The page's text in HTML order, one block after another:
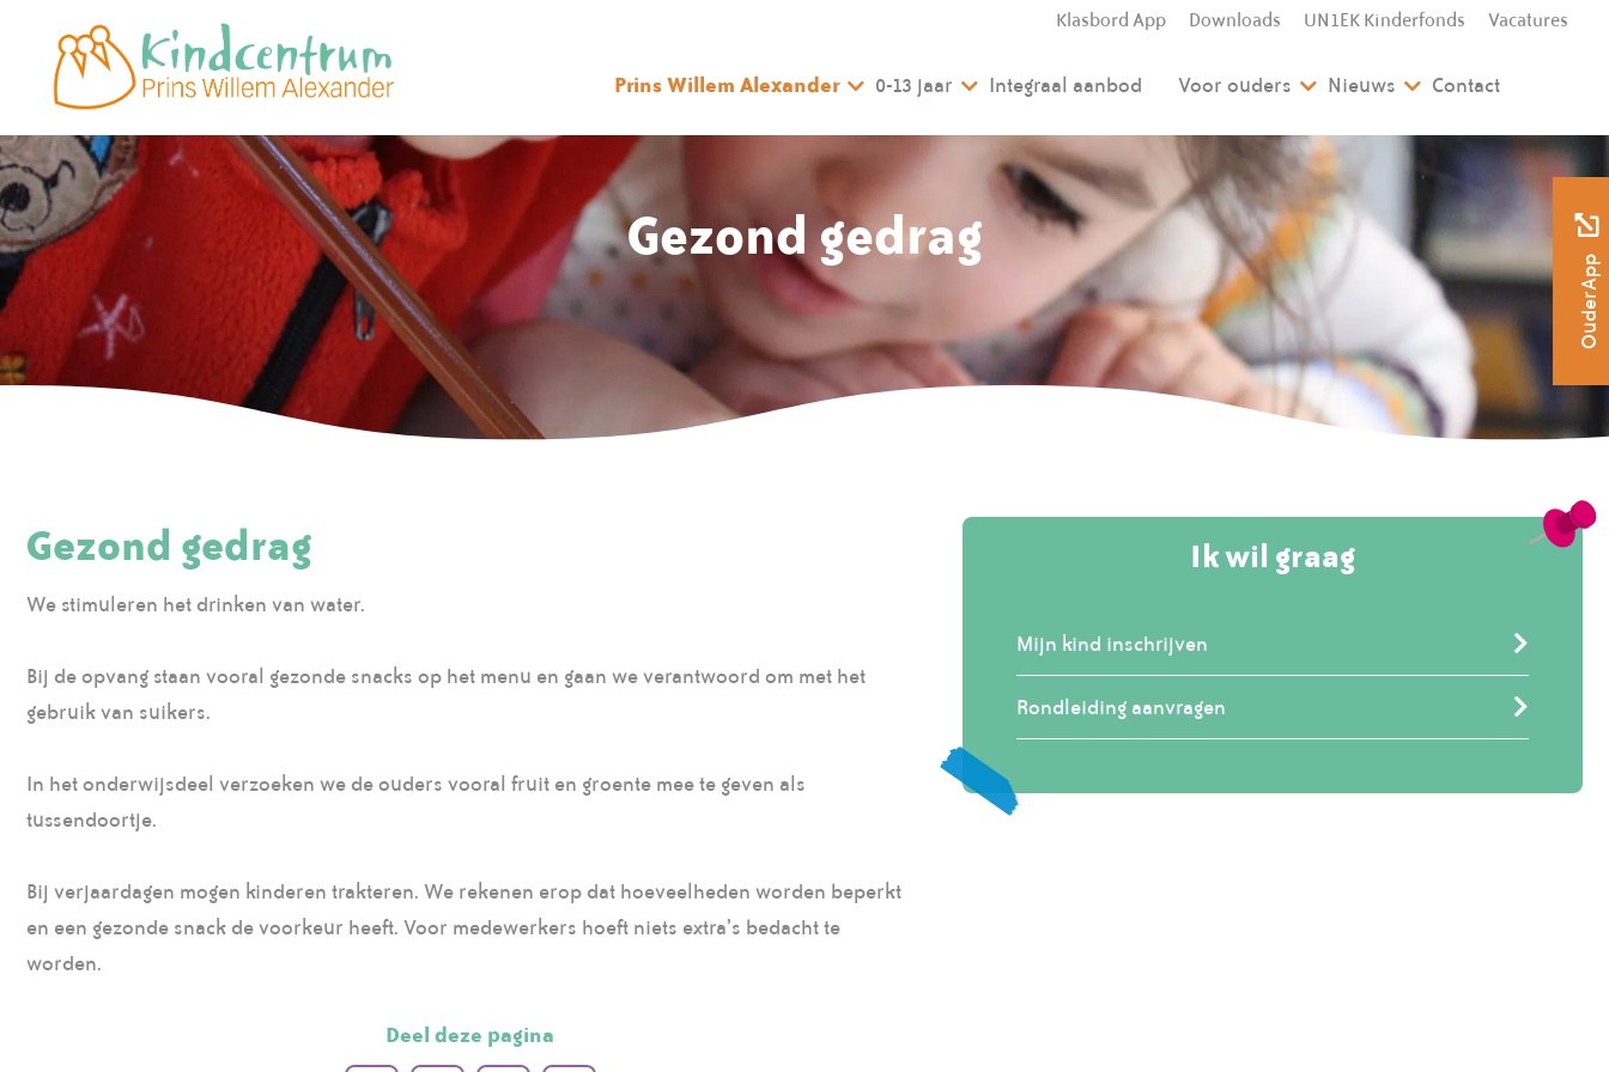
OuderApp
Klasbord App Downloads UN1EK Kinderfonds Vacatures
Prins Willem Alexander 0-13 jaar Integraal aanbod Voor ouders Nieuws Contact
Gezond gedrag
Gezond gedrag
We stimuleren het drinken van water.
Bij de opvang staan vooral gezonde snacks op het menu en gaan we verantwoord om met het
gebruik van suikers.
In het onderwijsdeel verzoeken we de ouders vooral fruit en groente mee te geven als
tussendoortje.
Bij verjaardagen mogen kinderen trakteren. We rekenen erop dat hoeveelheden worden beperkt
en een gezonde snack de voorkeur heeft. Voor medewerkers hoeft niets extra’s bedacht te
worden.
Deel deze pagina
Ik wil graag
Mijn kind inschrijven
Rondleiding aanvragen